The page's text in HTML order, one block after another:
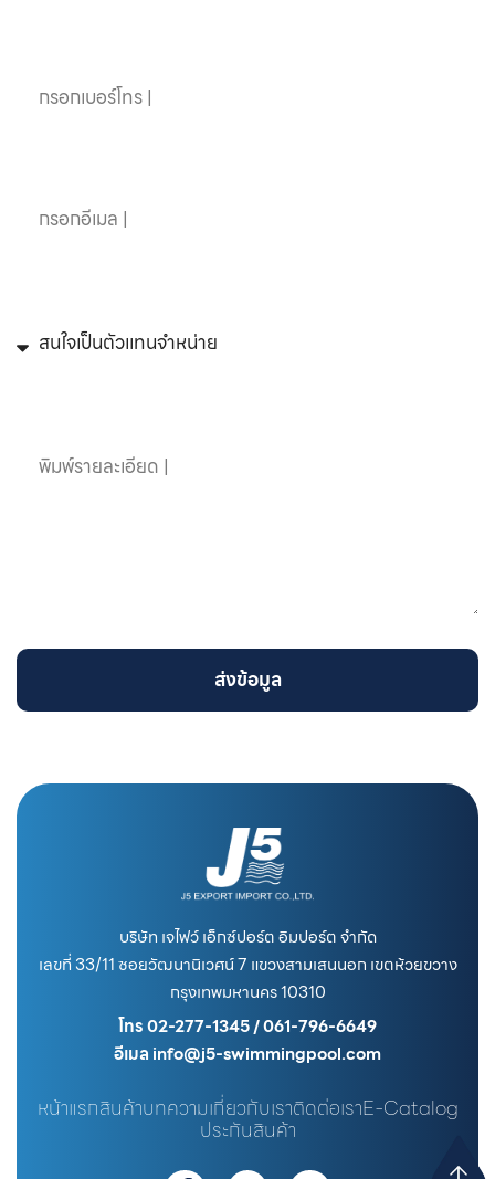
ส่งข้อมูล
บริษัท เจไฟว์ เอ็กซ์ปอร์ต อิมปอร์ต จำกัด
เลขที่ 33/11 ซอยวัฒนานิเวศน์ 7 แขวงสามเสนนอก เขตห้วยขวาง
กรุงเทพมหานคร 10310
โทร 02-277-1345 / 061-796-6649
อีเมล info@j5-swimmingpool.com
หน้าแรกสินค้าบทความเกี่ยวกับเราติดต่อเราE-Catalog
ประกันสินค้า